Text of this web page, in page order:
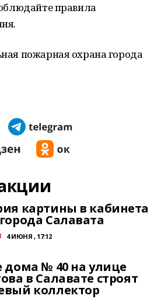
правила
пожарная охрана города
картины в кабинета
Салавата
4 ИЮНЯ , 17:12
дома № 40 на улице
в Салавате строят
коллектор